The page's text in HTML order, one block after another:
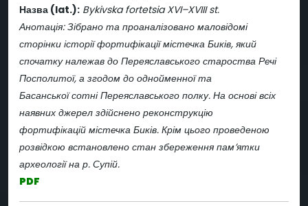
Назва (lat.): Bykivska fortetsia XVI–XVIII st.
Анотація: Зібрано та проаналізовано маловідомі
сторінки історії фортифікації містечка Биків, який
спочатку належав до Переяславського староства Речі
Посполитої, а згодом до однойменної та
Басанської сотні Переяславського полку. На основі всіх
наявних джерел здійснено реконструкцію
фортифікацій містечка Биків. Крім цього проведеною
розвідкою встановлено стан збереження пам’ятки
археології на р. Супій.
PDF